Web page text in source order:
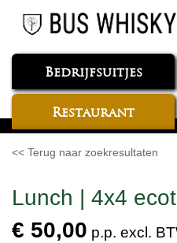
Bedrijfsuitjes
Restaurant
<< Terug naar zoekresultaten
Lunch | 4x4
€ 50,00 p.p. excl.